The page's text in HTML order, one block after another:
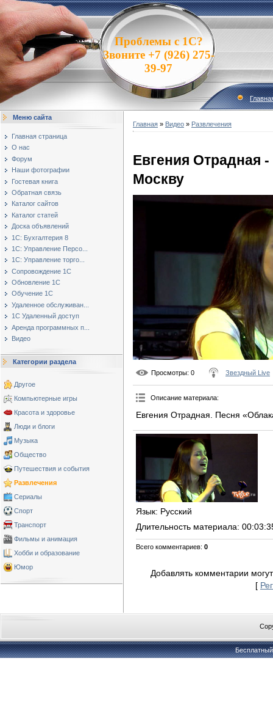
Проблемы с 1С?
Звоните +7 (926) 275-
39-97
Меню сайта
Главная страница
О нас
Форум
Наши фотографии
Гостевая книга
Обратная связь
Каталог сайтов
Каталог статей
Доска объявлений
1С: Бухгалтерия 8
1С: Управление Персо...
1С: Управление торго...
Сопровождение 1С
Обновление 1С
Обучение 1С
Удаленное обслуживан...
1С Удаленный доступ
Аренда программных п...
Видео
Категории раздела
Другое
Компьютерные игры
Красота и здоровье
Люди и блоги
Музыка
Общество
Путешествия и события
Развлечения
Сериалы
Спорт
Транспорт
Фильмы и анимация
Хобби и образование
Юмор
Главная » Видео » Развлечения
Евгения Отрадная
Москву
Просмотры: 0 Звездный Live
Описание материала:
Евгения Отрадная. Песня
Язык: Русский
Длительность материала:
Всего комментариев: 0
Добавлять комментарии
[